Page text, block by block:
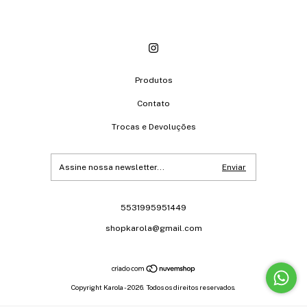
Produtos
Contato
Trocas e Devoluções
5531995951449
shopkarola@gmail.com
Copyright Karola - 2026. Todos os direitos reservados.